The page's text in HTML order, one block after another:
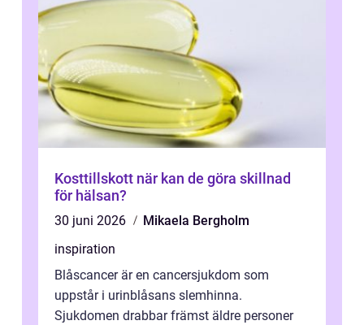
Kosttillskott när kan de göra skillnad
för hälsan?
30 juni 2026
Mikaela Bergholm
inspiration
Blåscancer är en cancersjukdom som
uppstår i urinblåsans slemhinna.
Sjukdomen drabbar främst äldre personer